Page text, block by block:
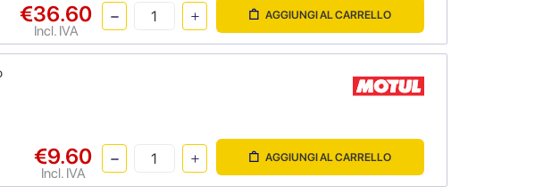
€36.60
Incl. IVA
AGGIUNGI AL CARRELLO
€9.60
Incl. IVA
AGGIUNGI AL CARRELLO